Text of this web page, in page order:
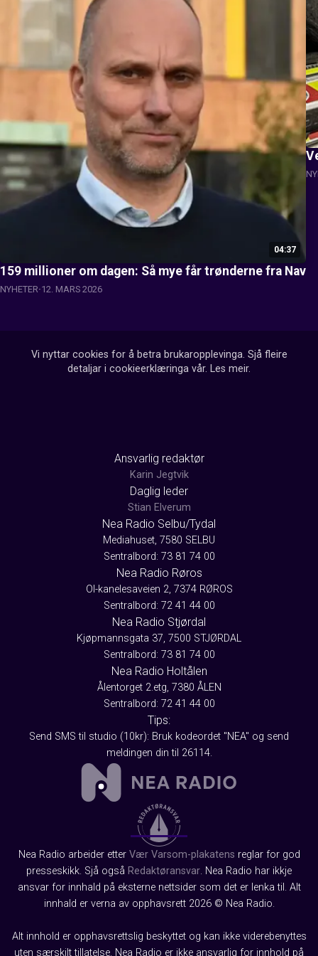
04:37
159 millioner om dagen: Så mye får trønderne fra Nav
NYHETER 12. MARS 2026
Vi nyttar cookies for å betra brukaropplevinga. Sjå fleire
detaljar i cookieerklæringa vår. Les meir.
Ansvarlig redaktør
Karin Jegtvik
Daglig leder
Stian Elverum
Nea Radio Selbu/Tydal
Mediahuset, 7580 SELBU
Sentralbord: 73 81 74 00
Nea Radio Røros
Ol-kanelesaveien 2, 7374 RØROS
Sentralbord: 72 41 44 00
Nea Radio Stjørdal
Kjøpmannsgata 37, 7500 STJØRDAL
Sentralbord: 73 81 74 00
Nea Radio Holtålen
Ålentorget 2.etg, 7380 ÅLEN
Sentralbord: 72 41 44 00
Tips:
Send SMS til studio (10kr): Bruk kodeordet "NEA" og send
meldingen din til 26114.
Nea Radio arbeider etter Vær Varsom-plakatens reglar for god
presseskikk. Sjå også Redaktøransvar. Nea Radio har ikkje
ansvar for innhald på eksterne nettsider som det er lenka til. Alt
innhald er verna av opphavsrett 2026 © Nea Radio.
Alt innhold er opphavsrettslig beskyttet og kan ikke viderebenyttes
uten særskilt tillatelse. Nea Radio er ikke ansvarlig for innhold på